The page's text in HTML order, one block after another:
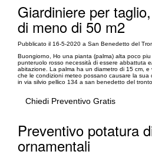
Giardiniere per
di meno di 50 m2
Pubblicato il 16-5-2020 a San Benedetto del
Buongiorno, Ho una pianta (palma) alta poco
punteruolo rosso necessità di essere abbattuta
abitazione. La palma ha un diametro di 15 cm, e
che le condizioni meteo possano causare la sua
in via silvio pellico 134 a san benedetto del tronto
Chiedi Preventivo Gratis
Preventivo potatura
ornamentali